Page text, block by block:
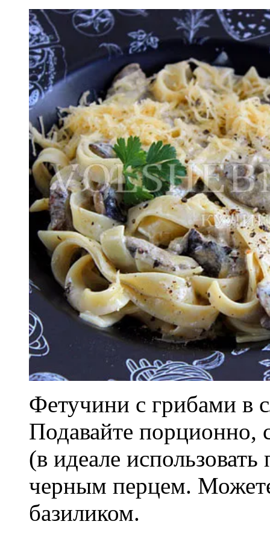
Фетучини с грибами в
Подавайте порционно,
(в идеале
черным перцем.
базиликом.